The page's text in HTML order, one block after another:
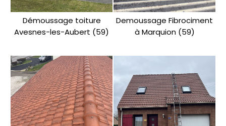
Démoussage toiture
Avesnes-les-Aubert (59)
Demoussage Fibrociment
à Marquion (59)